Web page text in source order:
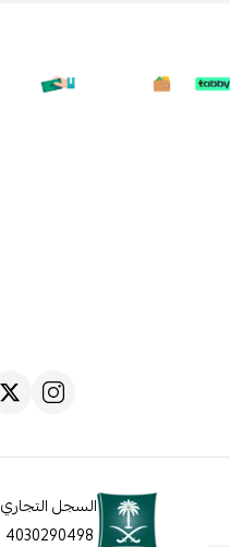
السجل التجاري
4030290498